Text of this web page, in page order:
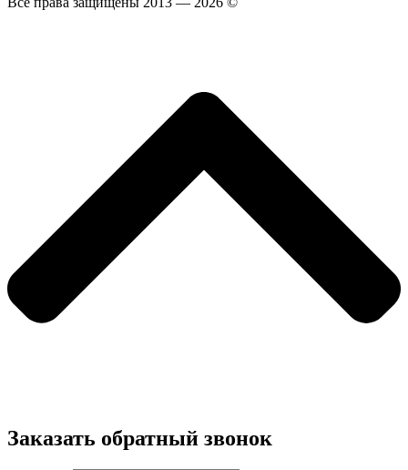
Заказать обратный звонок